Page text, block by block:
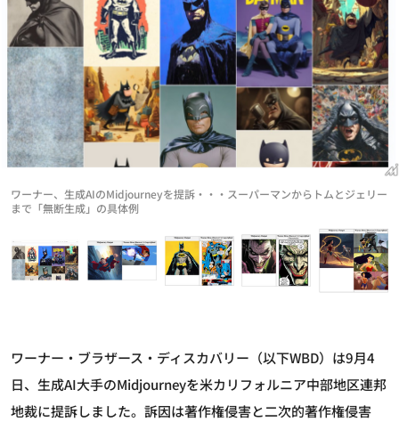
ワーナー、生成AIのMidjourneyを提訴・・・スーパーマンからトムとジェリー
まで「無断生成」の具体例
ワーナー・ブラザース・ディスカバリー（以下WBD）は9月4
日、生成AI大手のMidjourneyを米カリフォルニア中部地区連邦
地裁に提訴しました。訴因は著作権侵害と二次的著作権侵害